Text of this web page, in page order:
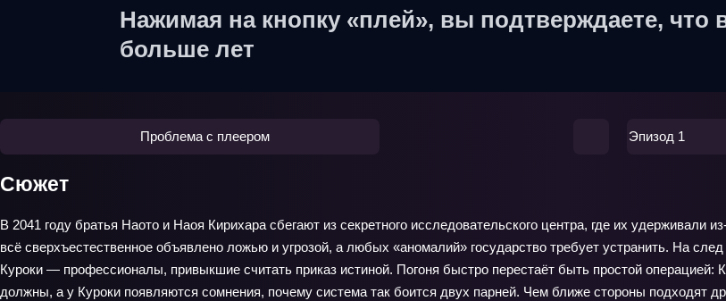
Нажимая на кнопку «плей», вы подтверждаете, что
больше лет
Проблема с плеером Эпизод 1
Сюжет
В 2041 году братья Наото и Наоя Кирихара сбегают из секретного исследовательского центра, где их удерживали
всё сверхъестественное объявлено ложью и угрозой, а любых «аномалий» государство требует устранить. На
Куроки — профессионалы, привыкшие считать приказ истиной. Погоня быстро перестаёт быть простой
должны, а у Куроки появляются сомнения, почему система так боится двух парней. Чем ближе стороны подходят